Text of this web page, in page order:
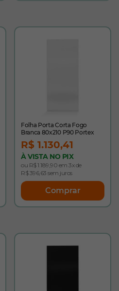
Folha Porta Corta Fogo
Branca 80x210 P90 Portex
R$ 1.130,41
À VISTA NO PIX
ou R$ 1.189,90 em 3x de
R$ 396,63 sem juros
Comprar